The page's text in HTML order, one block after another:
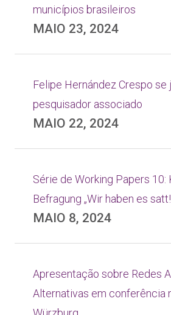
municípios brasileiros
MAIO 23, 2024
Felipe Hernández Crespo se
pesquisador associado
MAIO 22, 2024
Série de Working Papers 10:
Befragung „Wir haben es
MAIO 8, 2024
Apresentação sobre Redes
Alternativas em conferência